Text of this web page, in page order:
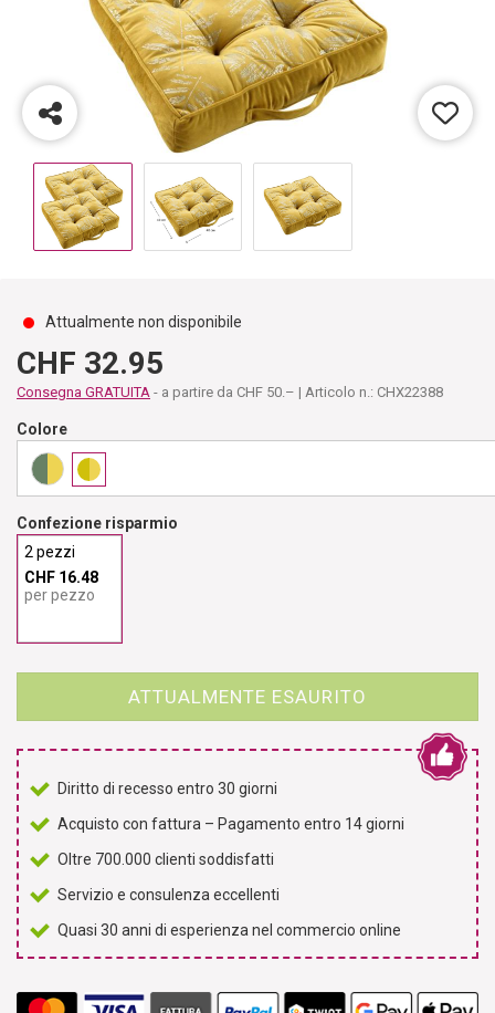
Attualmente non disponibile
CHF 32.95
Consegna GRATUITA - a partire da CHF 50.– | Articolo n.: CHX22388
Colore
Confezione risparmio
2 pezzi
CHF 16.48
per pezzo
ATTUALMENTE ESAURITO
Diritto di recesso entro 30 giorni
Acquisto con fattura – Pagamento entro 14 giorni
Oltre 700.000 clienti soddisfatti
Servizio e consulenza eccellenti
Quasi 30 anni di esperienza nel commercio online